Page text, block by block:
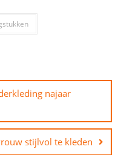
najaar
stijlvol te kleden